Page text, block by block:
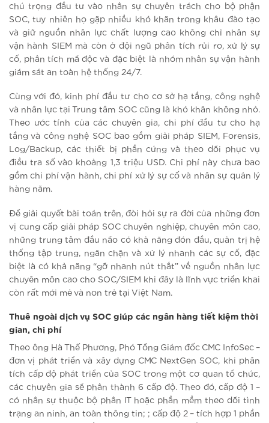
chú trọng đầu tư vào nhân sự chuyên trách cho bộ phận
SOC, tuy nhiên họ gặp nhiều khó khăn trong khâu đào tạo
và giữ nguồn nhân lực chất lượng cao không chỉ nhân sự
vận hành SIEM mà còn ở đội ngũ phân tích rủi ro, xử lý sự
cố, phân tích mã độc và đặc biệt là nhóm nhân sự vận hành
giám sát an toàn hệ thống 24/7.
Cùng với đó, kinh phí đầu tư cho cơ sở hạ tầng, công nghệ
và nhân lực tại Trung tâm SOC cũng là khó khăn không nhỏ.
Theo ước tính của các chuyên gia, chi phí đầu tư cho hạ
tầng và công nghệ SOC bao gồm giải pháp SIEM, Forensis,
Log/Backup, các thiết bị phần cứng và theo dõi phục vụ
điều tra số vào khoảng 1,3 triệu USD. Chi phí này chưa bao
gồm chi phí vận hành, chi phí xử lý sự cố và nhân sự quản lý
hàng năm.
Để giải quyết bài toán trên, đòi hỏi sự ra đời của những đơn
vị cung cấp giải pháp SOC chuyên nghiệp, chuyên môn cao,
những trung tâm đầu não có khả năng đón đầu, quản trị hệ
thống tập trung, ngăn chặn và xử lý nhanh các sự cố, đặc
biệt là có khả năng “gỡ nhanh nút thắt” về nguồn nhân lực
chuyên môn cao cho SOC/SIEM khi đây là lĩnh vực triển khai
còn rất mới mẻ và non trẻ tại Việt Nam.
Thuê ngoài dịch vụ SOC giúp các ngân hàng tiết kiệm thời
gian, chi phí
Theo ông Hà Thế Phương, Phó Tổng Giám đốc CMC InfoSec –
đơn vị phát triển và xây dựng CMC NextGen SOC, khi phân
tích cấp độ phát triển của SOC trong một cơ quan tổ chức,
các chuyên gia sẽ phân thành 6 cấp độ. Theo đó, cấp độ 1 –
có nhân sự thuộc bộ phân IT hoặc phần mềm theo dõi tình
trạng an ninh, an toàn thông tin; ; cấp độ 2 – tích hợp 1 phần